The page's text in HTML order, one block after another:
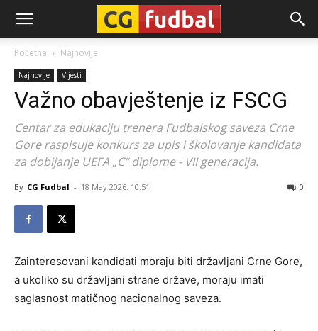
CG-
Fudbal
Početna Najnovije
Najnovije Vijesti
Važno obavještenje iz FSCG
Centar za edukaciju trenera Fudbalskog saveza Crne
Gore raspisuje konkurs za upis i školovanje kandidata
za dobijanje UEFA „C“ diplome - VII generacija.
By CG Fudbal - 18 May 2026. 10:51 0
Zainteresovani kandidati moraju biti državljani Crne Gore,
a ukoliko su državljani strane države, moraju imati
saglasnost matičnog nacionalnog saveza.